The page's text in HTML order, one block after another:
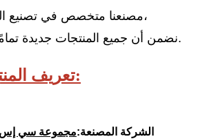
مصنعنا متخصص في تصنيع الشاحنات،
نضمن أن جميع المنتجات جديدة تمامًا وعالية الجودة.
تعريف المنتج ومقدمته:
الشركة المصنعة:مجموعة سي إس